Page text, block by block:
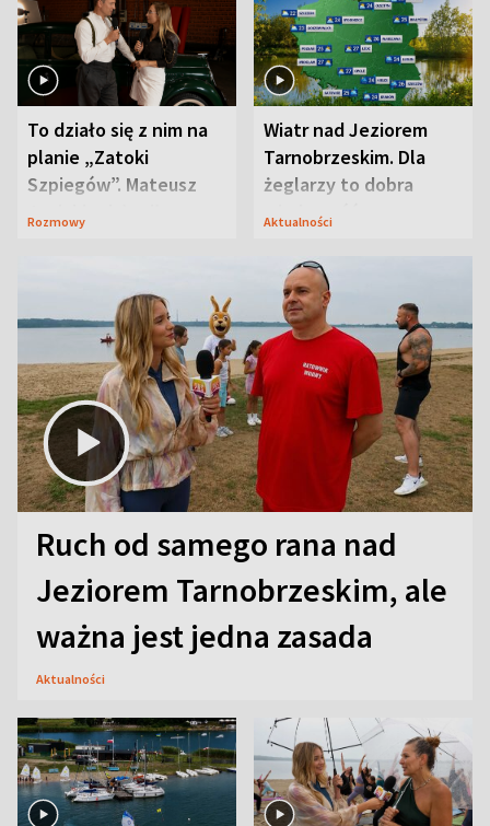
To działo się z nim na
planie „Zatoki
Szpiegów”. Mateusz
Janicki odsłonił
Rozmowy
Wiatr nad Jeziorem
Tarnobrzeskim. Dla
żeglarzy to dobra
wiadomość
Aktualności
Ruch od samego rana nad
Jeziorem Tarnobrzeskim, ale
ważna jest jedna zasada
Aktualności